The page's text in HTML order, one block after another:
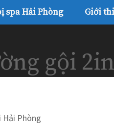
spa Hải Phòng Giới
gội
Phòng